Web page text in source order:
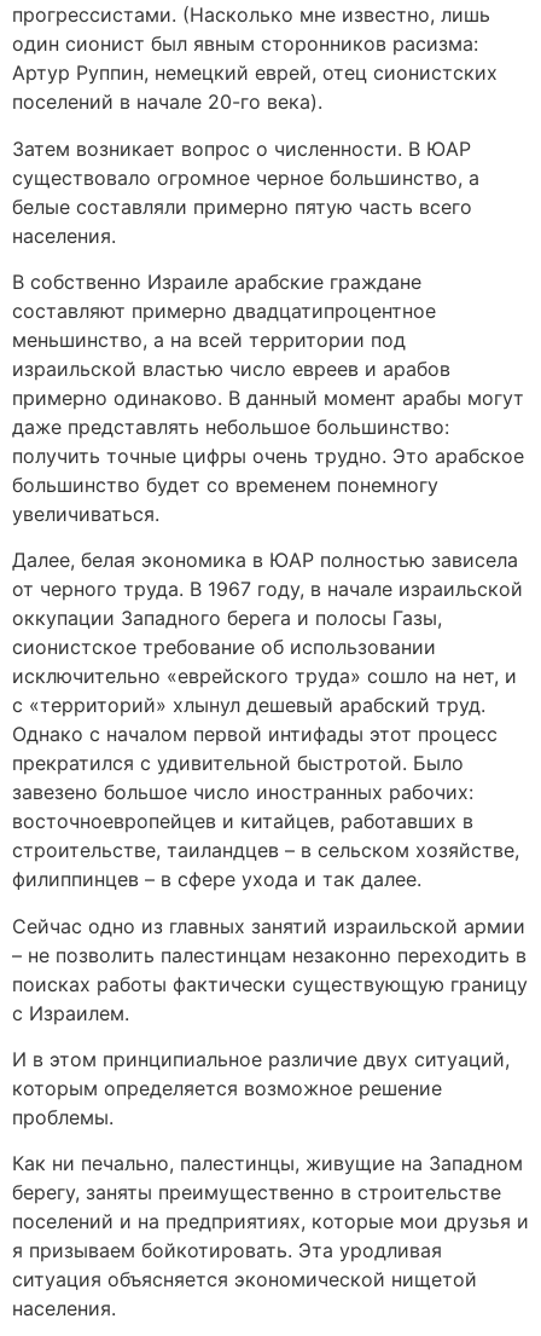
прогрессистами. (Насколько мне известно, лишь
один сионист был явным сторонников расизма:
Артур Руппин, немецкий еврей, отец сионистских
поселений в начале 20-го века).
Затем возникает вопрос о численности. В ЮАР
существовало огромное черное большинство, а
белые составляли примерно пятую часть всего
населения.
В собственно Израиле арабские граждане
составляют примерно двадцатипроцентное
меньшинство, а на всей территории под
израильской властью число евреев и арабов
примерно одинаково. В данный момент арабы могут
даже представлять небольшое большинство:
получить точные цифры очень трудно. Это арабское
большинство будет со временем понемногу
увеличиваться.
Далее, белая экономика в ЮАР полностью зависела
от черного труда. В 1967 году, в начале израильской
оккупации Западного берега и полосы Газы,
сионистское требование об использовании
исключительно «еврейского труда» сошло на нет, и
с «территорий» хлынул дешевый арабский труд.
Однако с началом первой интифады этот процесс
прекратился с удивительной быстротой. Было
завезено большое число иностранных рабочих:
восточноевропейцев и китайцев, работавших в
строительстве, таиландцев – в сельском хозяйстве,
филиппинцев – в сфере ухода и так далее.
Сейчас одно из главных занятий израильской армии
– не позволить палестинцам незаконно переходить в
поисках работы фактически существующую границу
с Израилем.
И в этом принципиальное различие двух ситуаций,
которым определяется возможное решение
проблемы.
Как ни печально, палестинцы, живущие на Западном
берегу, заняты преимущественно в строительстве
поселений и на предприятиях, которые мои друзья и
я призываем бойкотировать. Эта уродливая
ситуация объясняется экономической нищетой
населения.